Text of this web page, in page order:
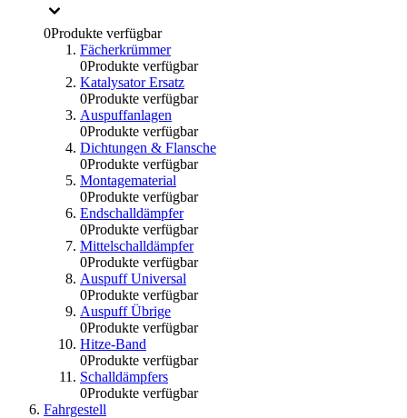
0Produkte verfügbar
Fächerkrümmer
0Produkte verfügbar
Katalysator Ersatz
0Produkte verfügbar
Auspuffanlagen
0Produkte verfügbar
Dichtungen & Flansche
0Produkte verfügbar
Montagematerial
0Produkte verfügbar
Endschalldämpfer
0Produkte verfügbar
Mittelschalldämpfer
0Produkte verfügbar
Auspuff Universal
0Produkte verfügbar
Auspuff Übrige
0Produkte verfügbar
Hitze-Band
0Produkte verfügbar
Schalldämpfers
0Produkte verfügbar
Fahrgestell